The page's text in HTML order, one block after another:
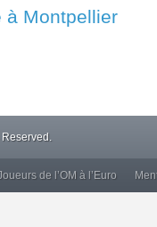
à Montpellier
de l’OM à l’Euro